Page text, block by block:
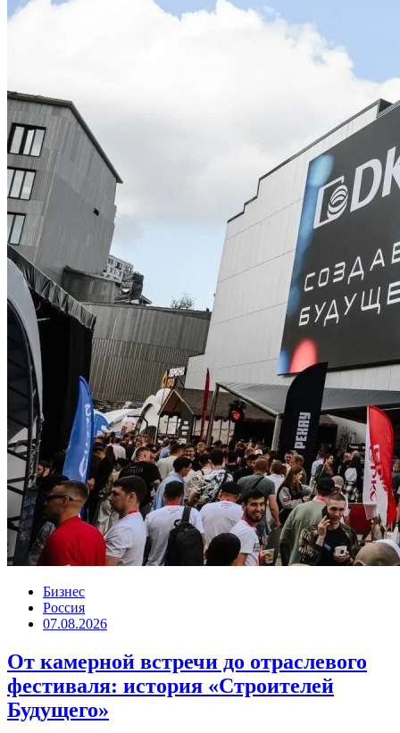
Бизнес
Россия
07.08.2026
От камерной встречи до отраслевого
фестиваля: история «Строителей
Будущего»